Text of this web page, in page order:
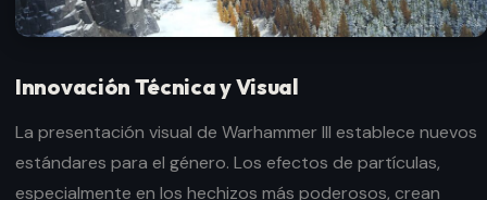
Innovación Técnica y Visual
La presentación visual de Warhammer III establece nuevos
estándares para el género. Los efectos de partículas,
especialmente en los hechizos más poderosos, crean